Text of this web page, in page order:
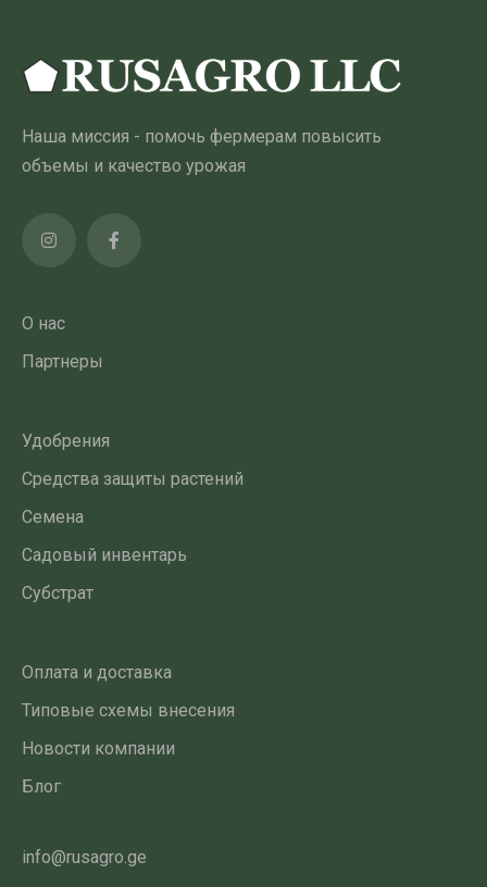
Наша миссия - помочь фермерам повысить
объемы и качество урожая
О нас
Партнеры
Удобрения
Средства защиты растений
Семена
Садовый инвентарь
Субстрат
Оплата и доставка
Типовые схемы внесения
Новости компании
Блог
info@rusagro.ge